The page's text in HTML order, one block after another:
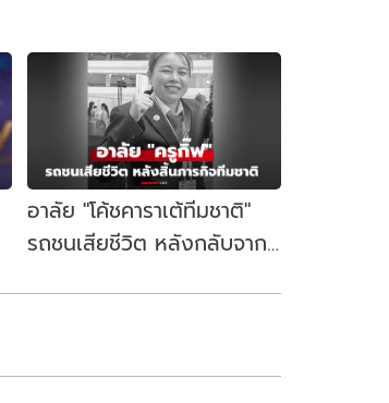
อาลัย "โค้ชคาราเต้ทีมชาติ"
รถชนเสียชีวิต หลังกลับจาก